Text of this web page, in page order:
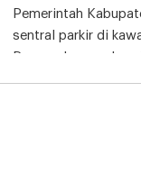
Pemerintah
sentral parkir di
Pangandaran seluas